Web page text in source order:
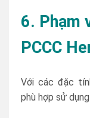
6. Phạm
PCCC
Với các đặc
phù hợp sử